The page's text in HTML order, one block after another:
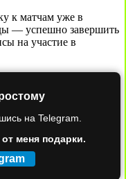
к матчам уже в
— успешно завершить
на участие в
на Telegram.
меня подарки.